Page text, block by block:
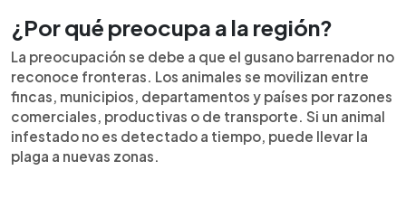
¿Por qué preocupa a la región?
La preocupación se debe a que el gusano barrenador no
reconoce fronteras. Los animales se movilizan entre
fincas, municipios, departamentos y países por razones
comerciales, productivas o de transporte. Si un animal
infestado no es detectado a tiempo, puede llevar la
plaga a nuevas zonas.